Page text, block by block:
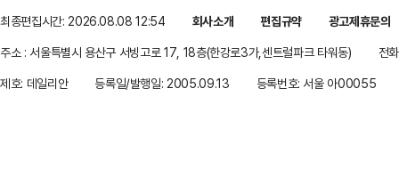
최종편집시간: 2026.08.08 12:54 회사소개 편집규약
광고제휴문의
주소 : 서울특별시 용산구 서빙고로 17, 18층(한강로3가,센트럴파크 타워동)
전
제호: 데일리안
등록일/발행일: 2005.09.13 등록번호: 서울 아00055